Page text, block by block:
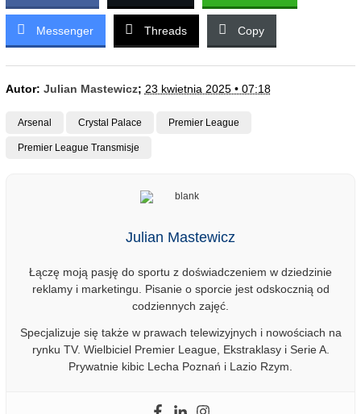
Messenger Threads Copy
Autor: Julian Mastewicz; 23 kwietnia 2025 • 07:18
Arsenal Crystal Palace Premier League
Premier League Transmisje
Julian Mastewicz
Łączę moją pasję do sportu z doświadczeniem w dziedzinie
reklamy i marketingu. Pisanie o sporcie jest odskocznią od
codziennych zajęć.
Specjalizuje się także w prawach telewizyjnych i nowościach na
rynku TV. Wielbiciel Premier League, Ekstraklasy i Serie A.
Prywatnie kibic Lecha Poznań i Lazio Rzym.